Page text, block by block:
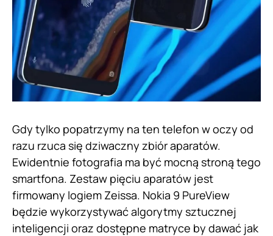
Gdy tylko popatrzymy na ten telefon w oczy od
razu rzuca się dziwaczny zbiór aparatów.
Ewidentnie fotografia ma być mocną stroną tego
smartfona. Zestaw pięciu aparatów jest
firmowany logiem Zeissa. Nokia 9 PureView
będzie wykorzystywać algorytmy sztucznej
inteligencji oraz dostępne matryce by dawać jak